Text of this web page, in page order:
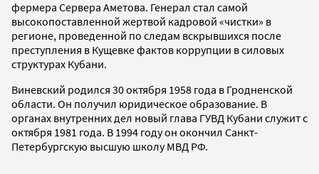
фермера Сервера Аметова. Генерал стал самой
высокопоставленной жертвой кадровой «чистки» в
регионе, проведенной по следам вскрывшихся после
преступления в Кущевке фактов коррупции в силовых
структурах Кубани.
Виневский родился 30 октября 1958 года в Гродненской
области. Он получил юридическое образование. В
органах внутренних дел новый глава ГУВД Кубани служит с
октября 1981 года. В 1994 году он окончил Санкт-
Петербургскую высшую школу МВД РФ.